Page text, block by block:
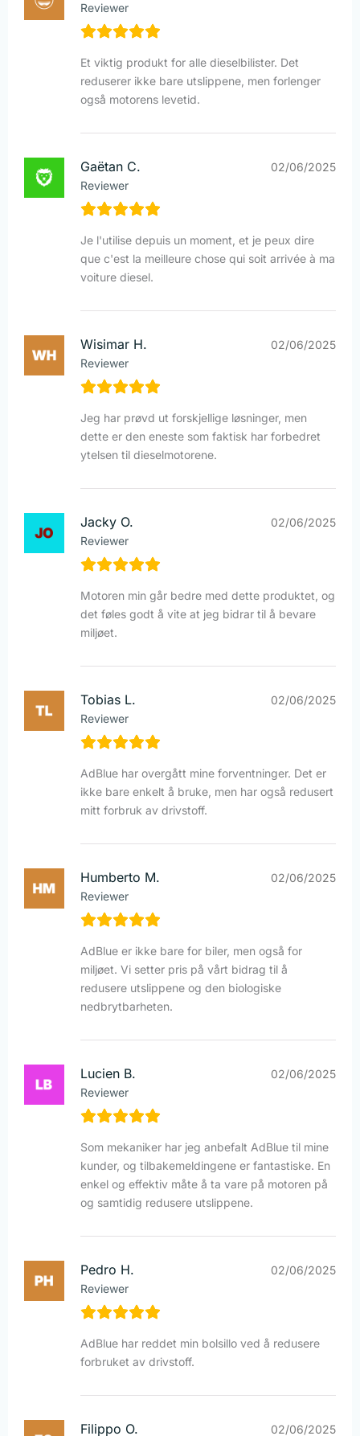
Reviewer
Et viktig produkt for alle dieselbilister. Det
reduserer ikke bare utslippene, men forlenger
også motorens levetid.
Gaëtan C.
Reviewer
02/06/2025
Je l'utilise depuis un moment, et je peux dire
que c'est la meilleure chose qui soit arrivée à ma
voiture diesel.
Wisimar H.
Reviewer
02/06/2025
Jeg har prøvd ut forskjellige løsninger, men
dette er den eneste som faktisk har forbedret
ytelsen til dieselmotorene.
Jacky O.
Reviewer
02/06/2025
Motoren min går bedre med dette produktet, og
det føles godt å vite at jeg bidrar til å bevare
miljøet.
Tobias L.
Reviewer
02/06/2025
AdBlue har overgått mine forventninger. Det er
ikke bare enkelt å bruke, men har også redusert
mitt forbruk av drivstoff.
Humberto M.
Reviewer
02/06/2025
AdBlue er ikke bare for biler, men også for
miljøet. Vi setter pris på vårt bidrag til å
redusere utslippene og den biologiske
nedbrytbarheten.
Lucien B.
Reviewer
02/06/2025
Som mekaniker har jeg anbefalt AdBlue til mine
kunder, og tilbakemeldingene er fantastiske. En
enkel og effektiv måte å ta vare på motoren på
og samtidig redusere utslippene.
Pedro H.
Reviewer
02/06/2025
AdBlue har reddet min bolsillo ved å redusere
forbruket av drivstoff.
Filippo O. 02/06/2025